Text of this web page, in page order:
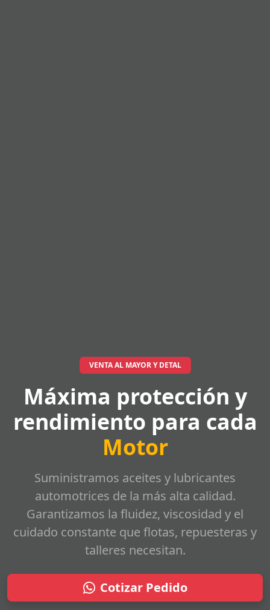
VENTA AL MAYOR Y DETAL
Máxima protección y
rendimiento para cada
Motor
Suministramos aceites y lubricantes
automotrices de la más alta calidad.
Garantizamos la fluidez, viscosidad y el
cuidado constante que flotas, repuesteras y
talleres necesitan.
Cotizar Pedido